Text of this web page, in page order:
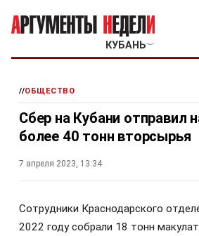
КУБАНЬ﹀
//ОБЩЕСТВО
Сбер на Кубани отправил
более 40 тонн вторсырья
7 апреля 2023, 13:34
Сотрудники Краснодарского
2022 году собрали 18 тонн